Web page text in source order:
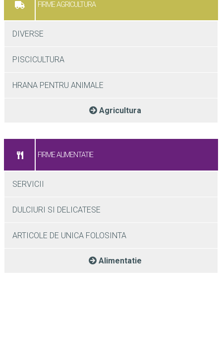
FIRME AGRICULTURA
DIVERSE
PISCICULTURA
HRANA PENTRU ANIMALE
Agricultura
FIRME ALIMENTATIE
SERVICII
DULCIURI SI DELICATESE
ARTICOLE DE UNICA FOLOSINTA
Alimentatie